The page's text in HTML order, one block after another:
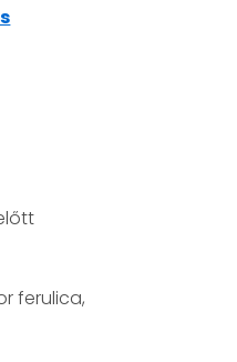
ferulica,